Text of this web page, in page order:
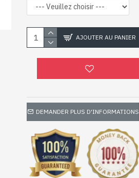
AJOUTER AU PANIER
DEMANDER PLUS D'INFORMATIONS